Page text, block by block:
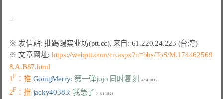
※ 发信站: 批踢踢实业坊(ptt.cc), 来自: 61.220.24.223 (台湾)
※ 文章网址: https://webptt.com/cn.aspx?n=bbs/ToS/M.174462569
8.A.B87.html
1F ：推 GoingMerry: 第一弹jojo 同时复刻 04/14 18:17
2F ：推 jacky40383: 我急了 04/14 18:24